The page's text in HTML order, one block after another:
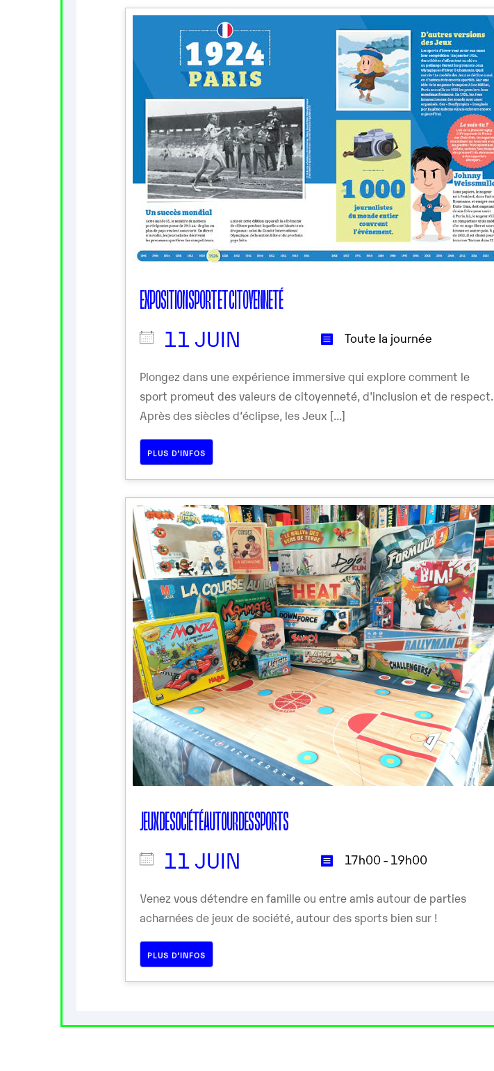
EXPOSITION SPORT ET CITOYENNETÉ
11 JUIN Toute la journée
Plongez dans une expérience immersive qui explore comment le
sport promeut des valeurs de citoyenneté, d'inclusion et de respect.
Après des siècles d’éclipse, les Jeux [...]
PLUS D’INFOS
JEUX DE SOCIÉTÉ AUTOUR DES SPORTS
11 JUIN 17h00 - 19h00
Venez vous détendre en famille ou entre amis autour de parties
acharnées de jeux de société, autour des sports bien sur !
PLUS D’INFOS